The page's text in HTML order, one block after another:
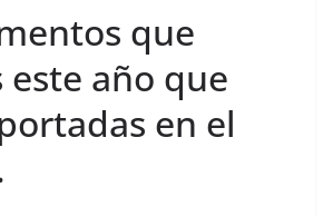
que
año que
en el